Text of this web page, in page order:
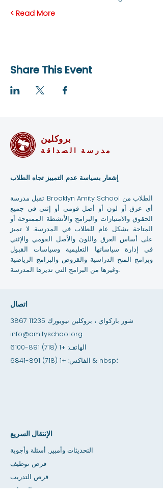
Read More >
Share This Event
بروكلين
مدرسة الصداقة
إشعار بسياسة عدم التمييز تجاه الطلاب
تقبل مدرسة Brooklyn Amity School الطلاب من
أي عرق أو لون أو أصل قومي أو إثني في جميع
الحقوق والامتيازات والبرامج والأنشطة الممنوحة أو
المتاحة بشكل عام للطلاب في المدرسة. لا تميز
على أساس العرق واللون والأصل القومي والإثني
في إدارة سياساتها التعليمية وسياسات القبول
وبرامج المنح الدراسية والقروض والبرامج الرياضية
وغيرها من البرامج التي تديرها المدرسة.
اتصال
3867 شور باركواي ، بروكلين نيويورك 11235
info@amityschool.org
الهاتف: +1 (718) 891-6100
الفاكس: +1 (718) 891-6841 & nbsp؛
الإنتقال السريع
التحديثات وأمبير. أسئلة وأجوبة
فرص توظيف
فرص التدريب
متجر الصداقة